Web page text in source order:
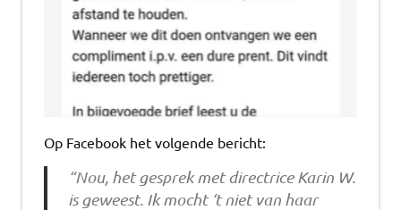
Op Facebook het volgende bericht:
“Nou, het gesprek met directrice Karin W.
is geweest. Ik mocht ‘t niet van haar